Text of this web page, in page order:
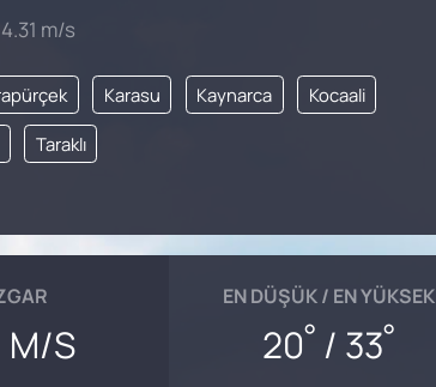
m/s
Karasu Kaynarca Kocaali
Taraklı
M/S
EN DÜŞÜK / EN YÜKSEK
20° / 33°